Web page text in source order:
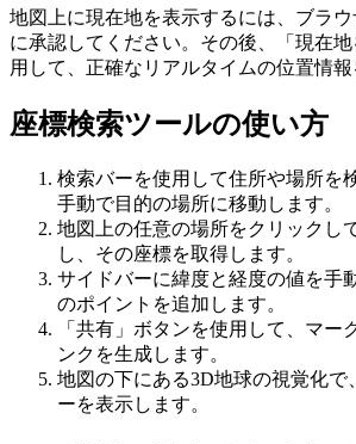
地図上に現在地を表示するには、ブラ
に承認してください。その後、「現在
用して、正確なリアルタイムの位置情報
座標検索ツールの使い方
検索バーを使用して住所や場所を
手動で目的の場所に移動します。
地図上の任意の場所をクリックし
し、その座標を取得します。
サイドバーに緯度と経度の値を手
のポイントを追加します。
「共有」ボタンを使用して、マー
ンクを生成します。
地図の下にある3D地球の視覚化で
ーを表示します。